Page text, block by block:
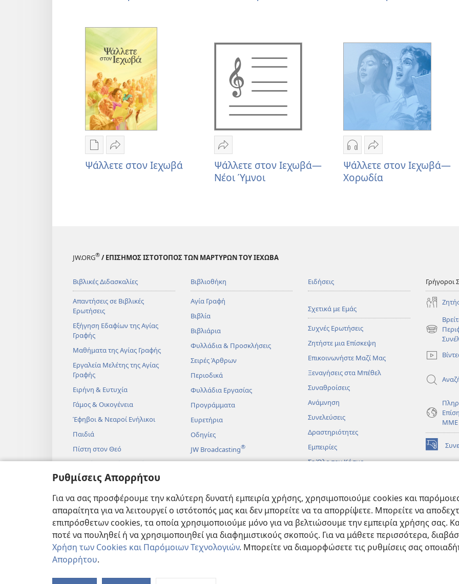
Ρυθμίσεις Απορρήτου
Για να σας προσφέρουμε την καλύτερη δυνατή εμπειρία χρήσης, χρησιμοποιούμε cookies και
απαραίτητα για να λειτουργεί ο ιστότοπός μας και δεν μπορείτε να τα απορρίψετε. Μπορείτε να
επιπρόσθετων cookies, τα οποία χρησιμοποιούμε μόνο για να βελτιώσουμε την εμπειρία χρήσης σας.
ποτέ να πουληθεί ή να χρησιμοποιηθεί για διαφημιστικούς σκοπούς. Για να μάθετε περισσότερα,
Χρήση των Cookies και Παρόμοιων Τεχνολογιών. Μπορείτε να διαμορφώσετε τις ρυθμίσεις σας
Απορρήτου.
Κατά
τον
Ιησού
—
Μουσική
Επένδυση
1
Νέα
τον
—
Μουσική
Επένδυση
1
τον
Μουσική
Επένδυση
Νέα
Ιησού
Μουσική
τον
Ιησού
—
Μουσική
Επένδυση
Νέα
Ιησού
—
Μουσική
Επένδυση
3
Επιλογές
λήψης
Κοινή
χρήση
Ψάλλετε στον Ιεχωβά
Κοινή
χρήση
Ψάλλετε
Ψάλλετε στον Ιεχωβά—
Νέοι Ύμνοι
Επιλογές
λήψης
ηχογραφήσεων
Ψάλλετε
Κοινή
χρήση
Ψάλλετε
Ψάλλετε στον Ιεχωβά—
Χορωδία
JW.ORG® / ΕΠΙΣΗΜΟΣ ΙΣΤΟΤΟΠΟΣ ΤΩΝ ΜΑΡΤΥΡΩΝ ΤΟΥ ΙΕΧΩΒΑ
Βιβλικές Διδασκαλίες
Απαντήσεις σε Βιβλικές
Ερωτήσεις
Εξήγηση Εδαφίων της Αγίας
Γραφής
Μαθήματα της Αγίας Γραφής
Εργαλεία Μελέτης της Αγίας
Γραφής
Ειρήνη & Ευτυχία
Γάμος & Οικογένεια
Έφηβοι & Νεαροί Ενήλικοι
Παιδιά
Πίστη στον Θεό
Επιστήμη & Αγία Γραφή
Ιστορία & Αγία Γραφή
Βιβλιοθήκη
Αγία Γραφή
Βιβλία
Βιβλιάρια
Φυλλάδια & Προσκλήσεις
Σειρές Άρθρων
Περιοδικά
Φυλλάδια Εργασίας
Προγράμματα
Ευρετήρια
Οδηγίες
JW Broadcasting®
Βίντεο
Ηχητικά Δράματα
Δραματοποιημένες Βιβλικές
Αναγνώσεις
Ειδήσεις
Σχετικά με Εμάς
Συχνές Ερωτήσεις
Ζητήστε μια Επίσκεψη
Επικοινωνήστε Μαζί Μας
Ξεναγήσεις στα Μπέθελ
Συναθροίσεις
Ανάμνηση
Συνελεύσεις
Δραστηριότητες
Εμπειρίες
Σε Όλο τον Κόσμο
Γρήγοροι
(ανοίγει
ΜΜΕ
(ανοίγει
νέο
νέο
JW